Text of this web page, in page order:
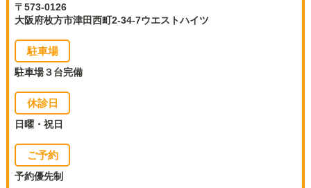
〒573-0126
大阪府枚方市津田西町2-34-7ウエストハイツ
駐車場
駐車場３台完備
休診日
日曜・祝日
ご予約
予約優先制